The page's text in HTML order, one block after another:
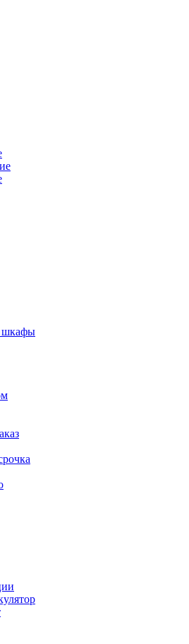
шкафы